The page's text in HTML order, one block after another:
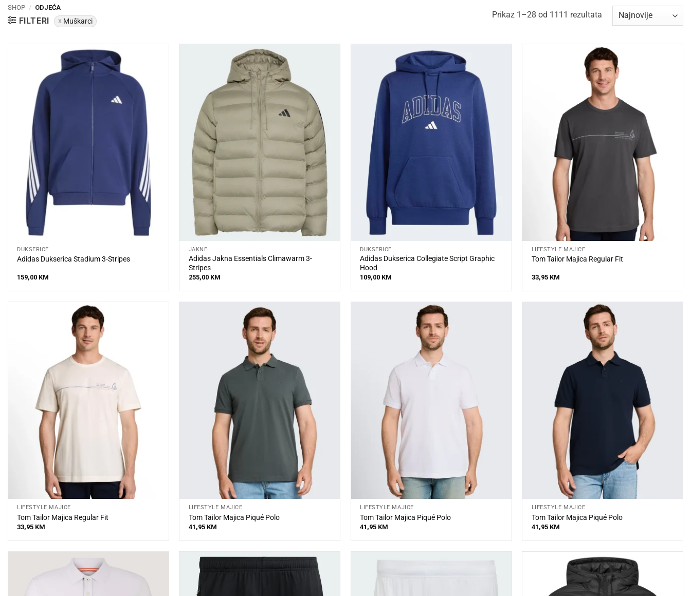
SHOP / ODJEĆA
FILTERI Muškarci
Prikaz 1–28 od 1111 rezultataSorted
DUKSERICE
Adidas Dukserica Stadium 3-Stripes
159,00 KM
JAKNE
Adidas Jakna Essentials Climawarm 3-
Stripes
255,00 KM
DUKSERICE
Adidas Dukserica Collegiate Script Graphic
Hood
109,00 KM
LIFESTYLE MAJICE
Tom Tailor Majica Regular Fit
33,95 KM
LIFESTYLE MAJICE
Tom Tailor Majica Regular Fit
33,95 KM
LIFESTYLE MAJICE
Tom Tailor Majica Piqué Polo
41,95 KM
LIFESTYLE MAJICE
Tom Tailor Majica Piqué Polo
41,95 KM
LIFESTYLE MAJICE
Tom Tailor Majica Piqué Polo
41,95 KM